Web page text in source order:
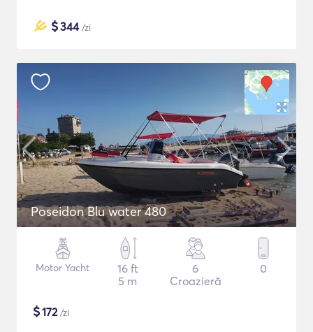
$344/zi
Poseidon Blu water 480
Motor Yacht
16 ft
5 m
6
Croazieră
0
$172/zi